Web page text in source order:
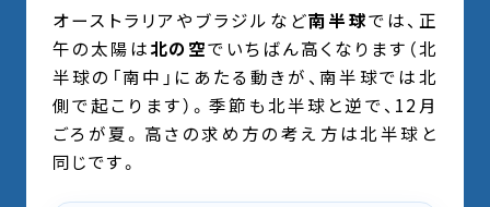
オーストラリアやブラジルなど南半球では、正
午の太陽は北の空でいちばん高くなります（北
半球の「南中」にあたる動きが、南半球では北
側で起こります）。季節も北半球と逆で、12月
ごろが夏。高さの求め方の考え方は北半球と
同じです。